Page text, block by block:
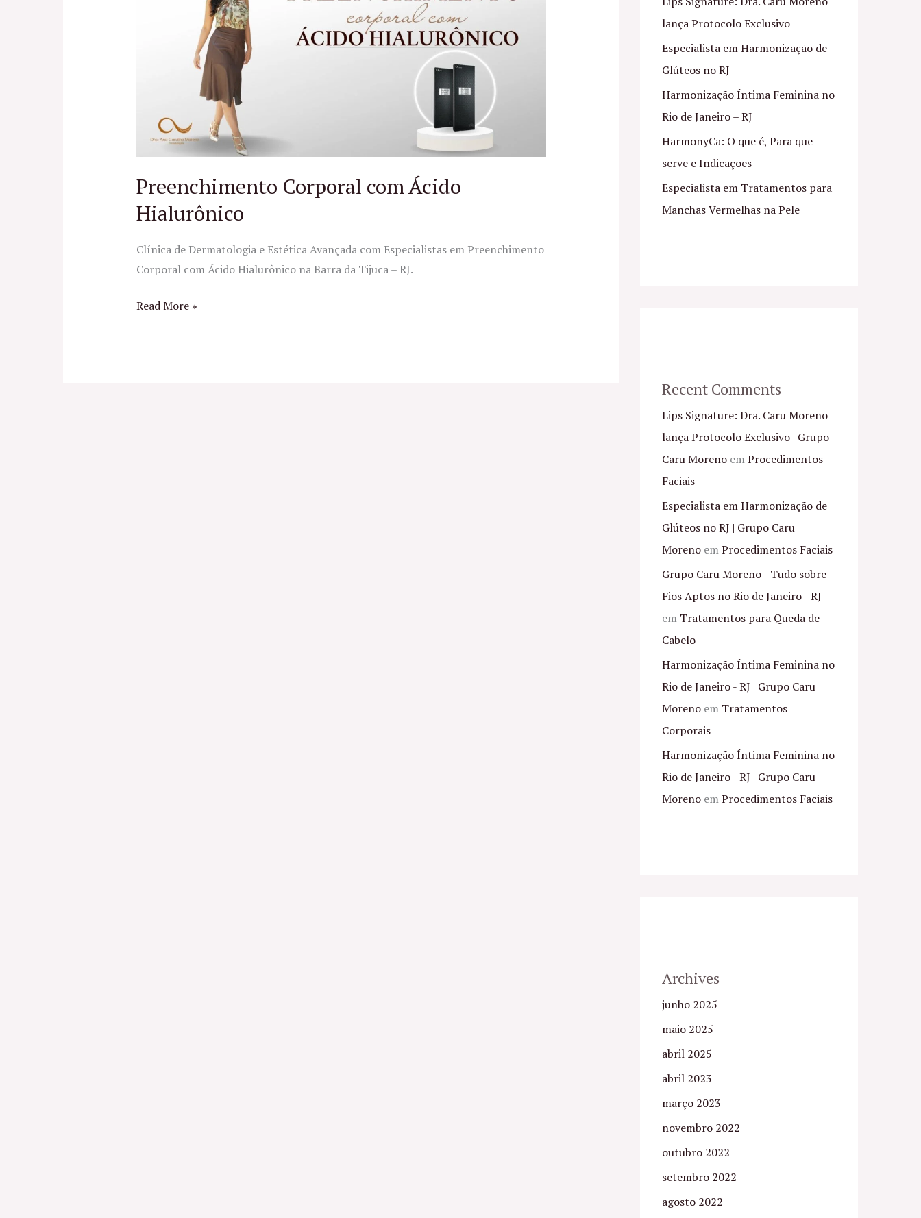
Preenchimento Corporal com Ácido
Hialurônico
Clínica de Dermatologia e Estética Avançada com Especialistas em Preenchimento
Corporal com Ácido Hialurônico na Barra da Tijuca – RJ.
Read More »
lança Protocolo Exclusivo
Especialista em Harmonização de
Glúteos no RJ
Harmonização Íntima Feminina no
Rio de Janeiro – RJ
HarmonyCa: O que é, Para que
serve e Indicações
Especialista em Tratamentos para
Manchas Vermelhas na Pele
Recent Comments
Lips Signature: Dra. Caru Moreno
lança Protocolo Exclusivo | Grupo
Caru Moreno emProcedimentos
Faciais
Especialista em Harmonização de
Glúteos no RJ | Grupo Caru
Moreno emProcedimentos Faciais
Grupo Caru Moreno - Tudo sobre
Fios Aptos no Rio de Janeiro - RJ
em Tratamentos para Queda de
Cabelo
Harmonização Íntima Feminina no
Rio de Janeiro - RJ | Grupo Caru
Moreno em Tratamentos
Corporais
Harmonização Íntima Feminina no
Rio de Janeiro - RJ | Grupo Caru
Moreno emProcedimentos Faciais
Archives
junho 2025
maio 2025
abril 2025
abril 2023
março 2023
novembro 2022
outubro 2022
setembro 2022
agosto 2022